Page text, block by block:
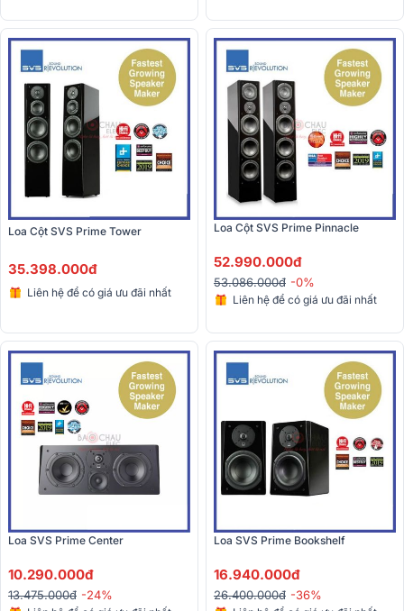
Loa Cột SVS Prime Tower
35.398.000đ
Liên hệ để có giá ưu đãi nhất
Loa Cột SVS Prime Pinnacle
52.990.000đ
53.086.000đ -0%
Liên hệ để có giá ưu đãi nhất
Loa SVS Prime Center
10.290.000đ
13.475.000đ -24%
Loa SVS Prime Bookshelf
16.940.000đ
26.400.000đ -36%